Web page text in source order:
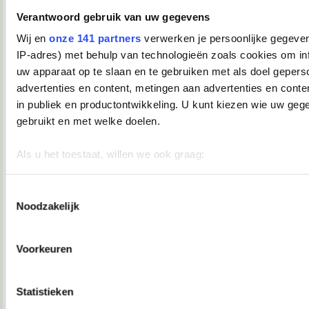
Verantwoord gebruik van uw gegevens
Wij en onze 141 partners verwerken je persoonlijke
IP-adres) met behulp van technologieën zoals cookies om
uw apparaat op te slaan en te gebruiken met als doel
advertenties en content, metingen aan advertenties en
in publiek en productontwikkeling. U kunt kiezen wie uw
gebruikt en met welke doelen.
Als u het toestaat, willen we ook graag:
Uw apparaat identificeren door het actief te scannen op
Lees meer over hoe uw persoonlijke gegevens worden
Noodzakelijk
Voorkeuren
Statistieken
Daar had ie het wel moeilijk mee.
TopDrop
__________________
Verwijderd